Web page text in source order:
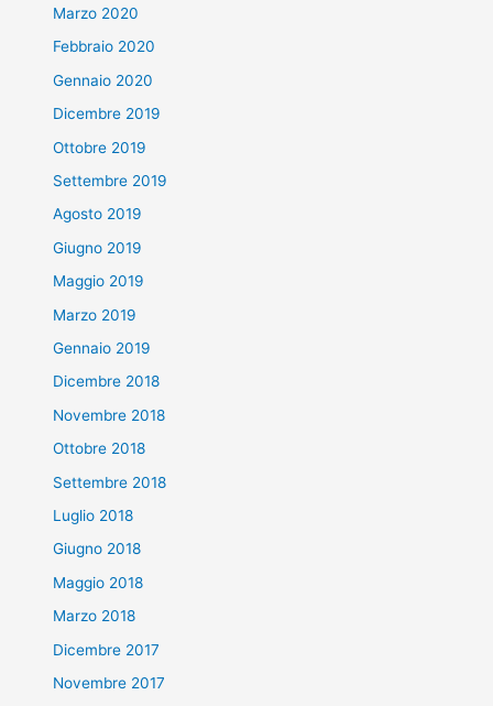
Marzo 2020
Febbraio 2020
Gennaio 2020
Dicembre 2019
Ottobre 2019
Settembre 2019
Agosto 2019
Giugno 2019
Maggio 2019
Marzo 2019
Gennaio 2019
Dicembre 2018
Novembre 2018
Ottobre 2018
Settembre 2018
Luglio 2018
Giugno 2018
Maggio 2018
Marzo 2018
Dicembre 2017
Novembre 2017